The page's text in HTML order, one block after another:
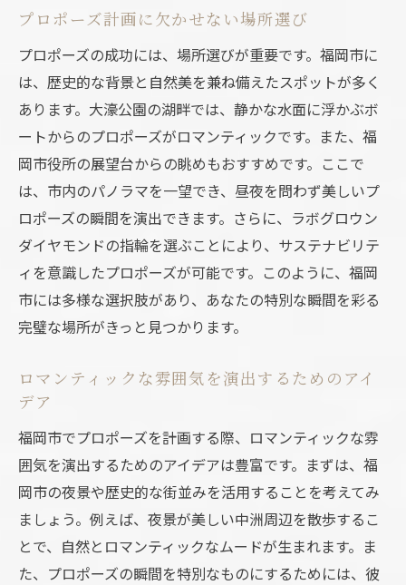
プロポーズ計画に欠かせない場所選び
プロポーズの成功には、場所選びが重要です。福岡市に
は、歴史的な背景と自然美を兼ね備えたスポットが多く
あります。大濠公園の湖畔では、静かな水面に浮かぶボ
ートからのプロポーズがロマンティックです。また、福
岡市役所の展望台からの眺めもおすすめです。ここで
は、市内のパノラマを一望でき、昼夜を問わず美しいプ
ロポーズの瞬間を演出できます。さらに、ラボグロウン
ダイヤモンドの指輪を選ぶことにより、サステナビリテ
ィを意識したプロポーズが可能です。このように、福岡
市には多様な選択肢があり、あなたの特別な瞬間を彩る
完璧な場所がきっと見つかります。
ロマンティックな雰囲気を演出するためのアイ
デア
福岡市でプロポーズを計画する際、ロマンティックな雰
囲気を演出するためのアイデアは豊富です。まずは、福
岡市の夜景や歴史的な街並みを活用することを考えてみ
ましょう。例えば、夜景が美しい中洲周辺を散歩するこ
とで、自然とロマンティックなムードが生まれます。ま
た、プロポーズの瞬間を特別なものにするためには、彼